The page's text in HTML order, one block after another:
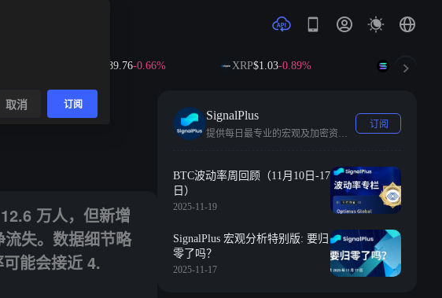
-0.66% $1.03-0.89% $73.51 +0.28%
中于休闲娱乐与医疗保健领域，政府部门与制造业则出现净流失。数据细节略显疲弱
万人，但新增
失。数据细节略
能会接近 4.
SignalPlus
提供每日最专业的宏观及加密资讯及分析报道
订阅
BTC波动率周回顾（11月10日-17
日）
2025-11-19
SignalPlus 宏观分析特别版: 要归
零了吗？
2025-11-17
取消 订阅